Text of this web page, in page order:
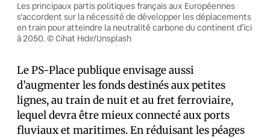
Les principaux partis politiques français aux Européennes
s’accordent sur la nécessité de développer les déplacements
en train pour atteindre la neutralité carbone du continent d’ïci
à 2050. © Cihat Hıdır/Unsplash
Le PS-Place publique envisage aussi
d’augmenter les fonds destinés aux petites
lignes, au train de nuit et au fret ferroviaire,
lequel devra être mieux connecté aux ports
fluviaux et maritimes. En réduisant les péages